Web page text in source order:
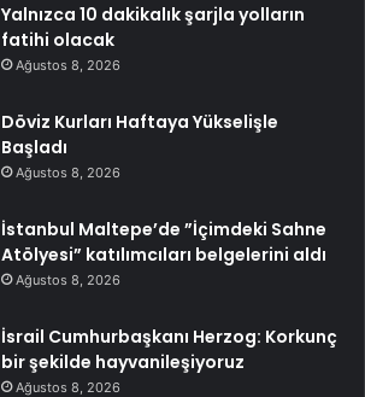
Yalnızca 10 dakikalık şarjla yolların
fatihi olacak
Ağustos 8, 2026
Döviz Kurları Haftaya Yükselişle
Başladı
Ağustos 8, 2026
İstanbul Maltepe’de ”İçimdeki Sahne
Atölyesi” katılımcıları belgelerini aldı
Ağustos 8, 2026
İsrail Cumhurbaşkanı Herzog: Korkunç
bir şekilde hayvanileşiyoruz
Ağustos 8, 2026